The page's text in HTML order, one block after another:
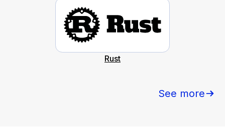
Rust
See more